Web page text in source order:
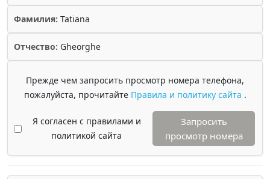
Фамилия: Tatiana
Отчество: Gheorghe
Прежде чем запросить просмотр номера телефона,
пожалуйста, прочитайте Правила и политику сайта .
Я согласен с правилами и
политикой сайта
Запросить
просмотр номера